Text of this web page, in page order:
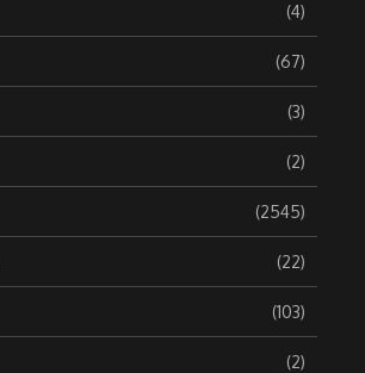
(4)
(67)
(3)
(2)
(2545)
(22)
(103)
(2)